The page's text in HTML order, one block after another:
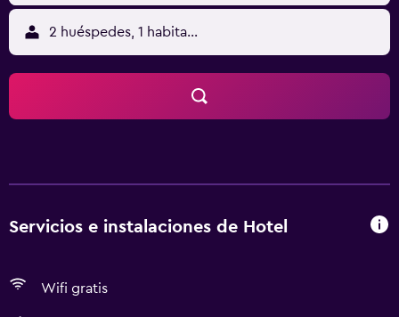
2 huéspedes, 1 habitación
Servicios e instalaciones de Hotel
Wifi gratis